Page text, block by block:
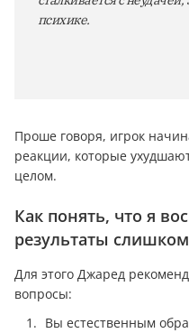
психике.
Проше говоря, игрок
реакции, которые
целом.
Как понять, что я
результаты
Для этого Джаред
вопросы:
Вы естественным